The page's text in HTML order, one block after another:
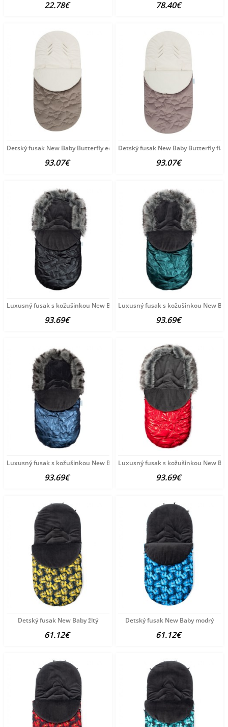
22.78€ 78.40€
Detský fusak New Baby Butterfly ecru podľa obrázku
93.07€
Detský fusak New Baby Butterfly
93.07€
Luxusný fusak s kožušinkou New Baby čierny
93.69€
Luxusný fusak s kožušinkou New
93.69€
Luxusný fusak s kožušinkou New Baby modrý
93.69€
Luxusný fusak s kožušinkou New
93.69€
Detský fusak New Baby žltý
61.12€
Detský fusak New Baby modrý
61.12€